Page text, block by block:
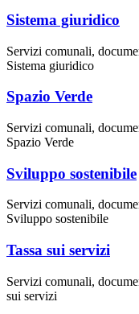
Sistema giuridico
Servizi comunali,
Sistema giuridico
Spazio Verde
Servizi comunali,
Spazio Verde
Sviluppo sostenibile
Servizi comunali,
Sviluppo sostenibile
Tassa sui servizi
Servizi comunali,
sui servizi